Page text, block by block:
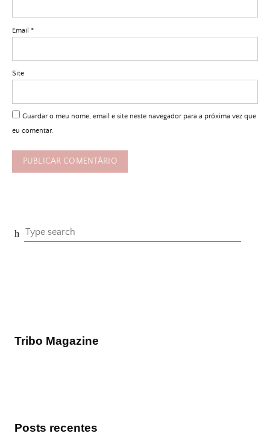
Email *
Site
Guardar o meu nome, email e site neste navegador para a próxima vez que
eu comentar.
Tribo Magazine
Posts recentes